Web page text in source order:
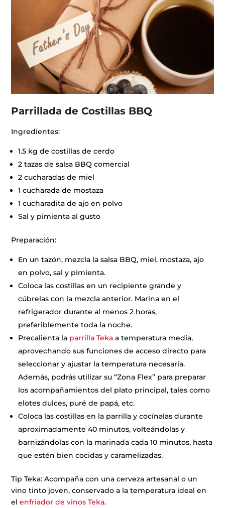
Parrillada de Costillas BBQ
Ingredientes:
1.5 kg de costillas de cerdo
2 tazas de salsa BBQ comercial
2 cucharadas de miel
1 cucharada de mostaza
1 cucharadita de ajo en polvo
Sal y pimienta al gusto
Preparación:
En un tazón, mezcla la salsa BBQ, miel, mostaza, ajo
en polvo, sal y pimienta.
Coloca las costillas en un recipiente grande y
cúbrelas con la mezcla anterior. Marina en el
refrigerador durante al menos 2 horas,
preferiblemente toda la noche.
Precalienta la parrilla Teka a temperatura media,
aprovechando sus funciones de acceso directo para
seleccionar y ajustar la temperatura necesaria.
Además, podrás utilizar su “Zona Flex” para preparar
los acompañamientos del plato principal, tales como
elotes dulces, puré de papá, etc.
Coloca las costillas en la parrilla y cocínalas durante
aproximadamente 40 minutos, volteándolas y
barnizándolas con la marinada cada 10 minutos, hasta
que estén bien cocidas y caramelizadas.
Tip Teka: Acompaña con una cerveza artesanal o un
vino tinto joven, conservado a la temperatura ideal en
elenfriador de vinos Teka.